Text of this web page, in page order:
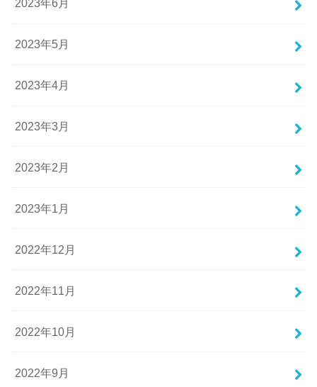
2023年6月
2023年5月
2023年4月
2023年3月
2023年2月
2023年1月
2022年12月
2022年11月
2022年10月
2022年9月